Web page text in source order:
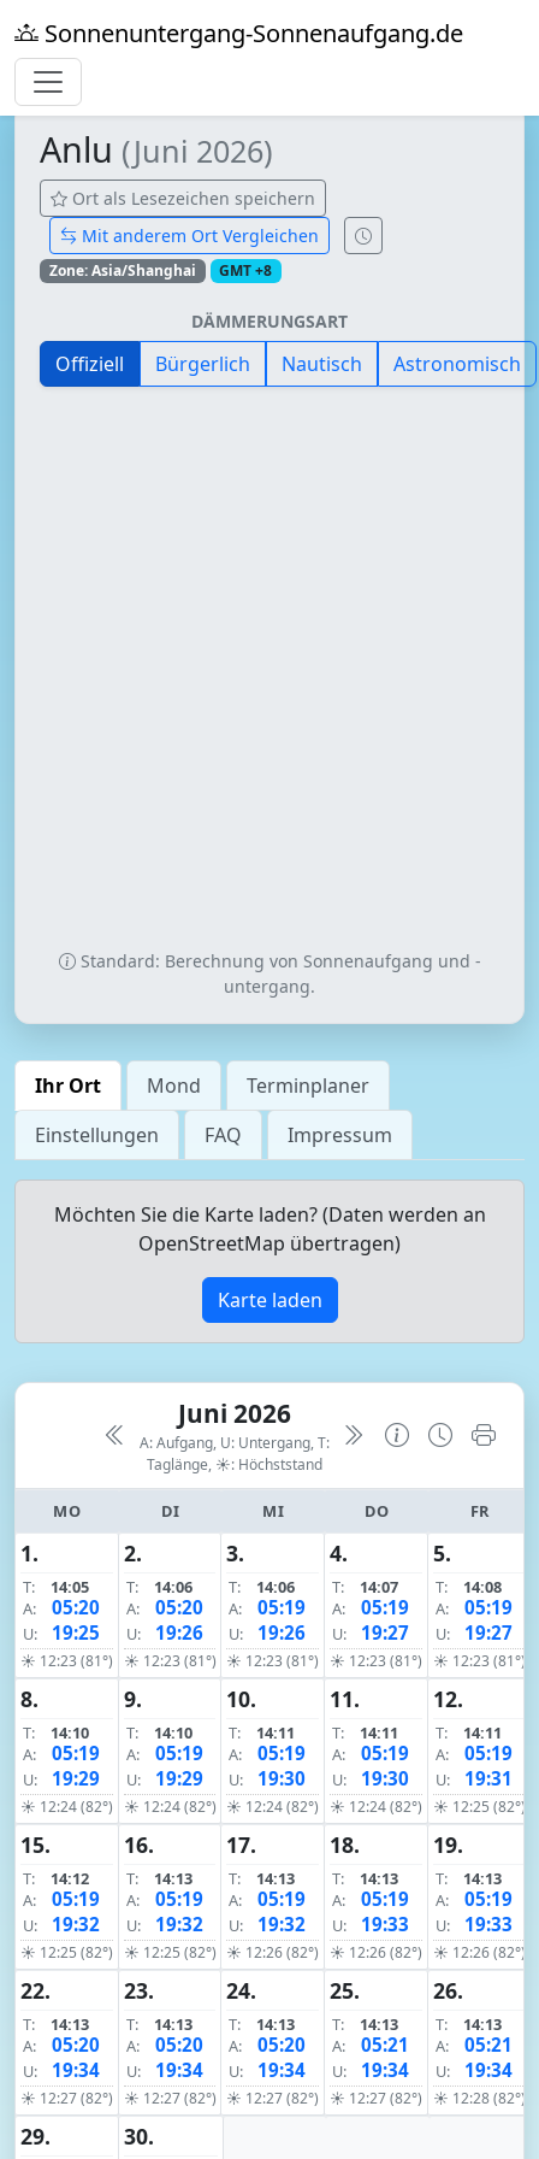
Sonnenuntergang-Sonnenaufgang.de
Anlu (Juni 2026)
Ort als Lesezeichen speichern
Mit anderem Ort Vergleichen
Zone: Asia/Shanghai GMT +8
DÄMMERUNGSART
Offiziell Bürgerlich Nautisch Astronomisch
Standard: Berechnung von Sonnenaufgang und -
untergang.
Ihr Ort Mond
Terminplaner
Einstellungen
FAQ Impressum
Möchten Sie die Karte laden? (Daten werden an
OpenStreetMap übertragen)
Karte laden
Juni 2026
A: Aufgang, U: Untergang, T:
Taglänge, ☀: Höchststand
MO DI MI DO FR
1.
T:
14:05
A:
05:20
U: 19:25
☀ 12:23 (81°)
2.
T:
14:06
A:
05:20
U: 19:26
☀ 12:23 (81°)
3.
T:
14:06
A:
05:19
U: 19:26
☀ 12:23 (81°)
4.
T:
14:07
A:
05:19
U: 19:27
☀ 12:23 (81°)
5.
T:
14:08
A:
05:19
U: 19:27
☀ 12:23 (81°)
8.
T:
14:10
A:
05:19
U: 19:29
☀ 12:24 (82°)
9.
T:
14:10
A:
05:19
U: 19:29
☀ 12:24 (82°)
10.
T:
14:11
A:
05:19
U: 19:30
☀ 12:24 (82°)
11.
T:
14:11
A:
05:19
U: 19:30
☀ 12:24 (82°)
12.
T:
14:11
A:
05:19
U: 19:31
☀ 12:25 (82°)
15.
T:
14:12
A:
05:19
U: 19:32
☀ 12:25 (82°)
16.
T:
14:13
A:
05:19
U: 19:32
☀ 12:25 (82°)
17.
T:
14:13
A:
05:19
U: 19:32
☀ 12:26 (82°)
18.
T:
14:13
A:
05:19
U: 19:33
☀ 12:26 (82°)
19.
T:
14:13
A:
05:19
U: 19:33
☀ 12:26 (82°)
22.
T:
14:13
A:
05:20
U: 19:34
☀ 12:27 (82°)
23.
T:
14:13
A:
05:20
U: 19:34
☀ 12:27 (82°)
24.
T:
14:13
A:
05:20
U: 19:34
☀ 12:27 (82°)
25.
T:
14:13
A:
05:21
U: 19:34
☀ 12:27 (82°)
26.
T:
14:13
A:
05:21
U: 19:34
☀ 12:28 (82°)
29. 30.